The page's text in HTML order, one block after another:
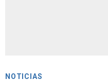
NOTICIAS